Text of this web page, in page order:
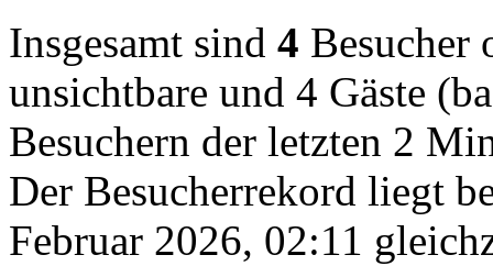
Insgesamt sind 4 Besucher
unsichtbare und 4 Gäste
Besuchern der letzten 2
Der Besucherrekord liegt
Februar 2026, 02:11